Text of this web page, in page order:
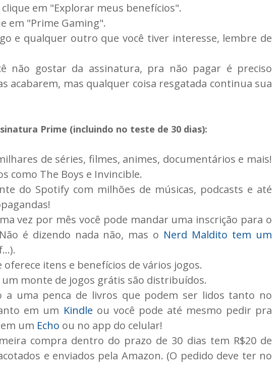
em "Explorar meus benefícios".
em "Prime Gaming".
e qualquer outro que você tiver interesse, lembre de
não gostar da assinatura, pra não pagar é preciso
acabarem, mas qualquer coisa resgatada continua sua
Prime (incluindo no teste de 30 dias):
de séries, filmes, animes, documentários e mais!
como The Boys e Invincible.
do Spotify com milhões de músicas, podcasts e até
vez por mês você pode mandar uma inscrição para o
é dizendo nada não, mas o Nerd Maldito tem um
oferece itens e benefícios de vários jogos.
um monte de jogos grátis são distribuídos.
a uma penca de livros que podem ser lidos tanto no
em um Kindle ou você pode até mesmo pedir pra
um Echo ou no app do celular!
compra dentro do prazo de 30 dias tem R$20 de
e enviados pela Amazon. (O pedido deve ter no